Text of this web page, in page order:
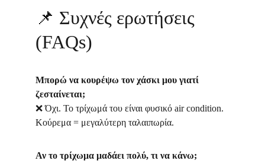
📌 Συχνές ερωτήσεις
(FAQs)
Μπορώ να κουρέψω τον χάσκι μου γιατί
ζεσταίνεται;
❌ Όχι. Το τρίχωμά του είναι φυσικό air condition.
Κούρεμα = μεγαλύτερη ταλαιπωρία.
Αν το τρίχωμα μαδάει πολύ, τι να κάνω;